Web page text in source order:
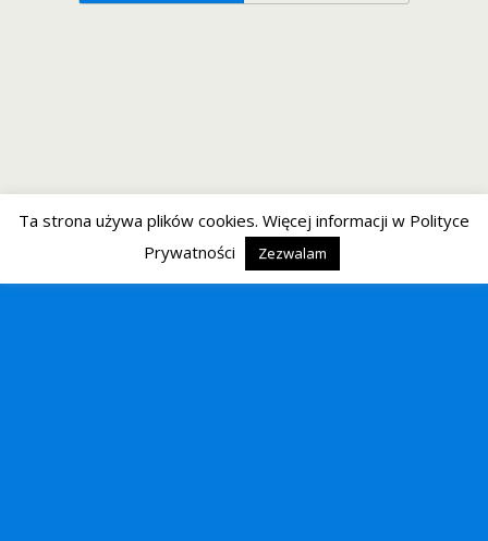
Ta strona używa plików cookies. Więcej informacji w Polityce
Prywatności
Zezwalam